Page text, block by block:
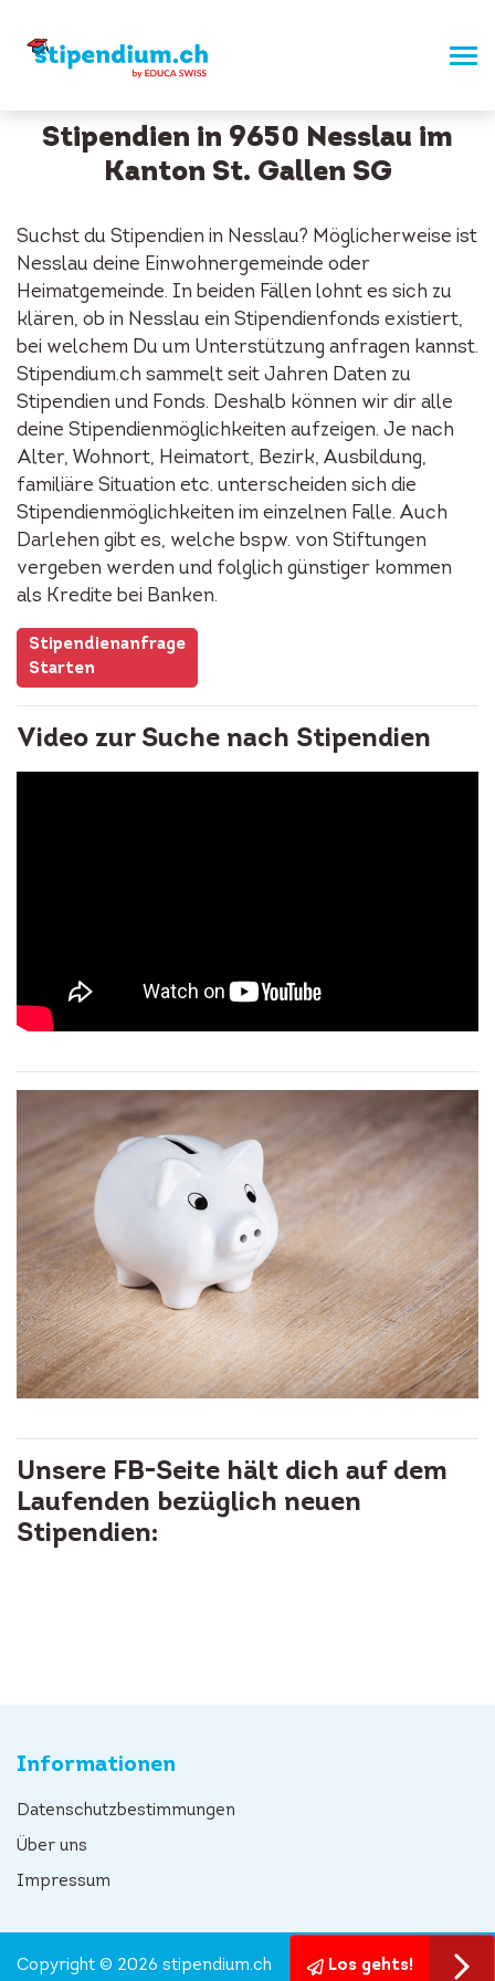
Stipendien in 9650 Nesslau im
Kanton St. Gallen SG
Suchst du Stipendien in Nesslau? Möglicherweise ist
Nesslau deine Einwohnergemeinde oder
Heimatgemeinde. In beiden Fällen lohnt es sich zu
klären, ob in Nesslau ein Stipendienfonds existiert,
bei welchem Du um Unterstützung anfragen kannst.
Stipendium.ch sammelt seit Jahren Daten zu
Stipendien und Fonds. Deshalb können wir dir alle
deine Stipendienmöglichkeiten aufzeigen. Je nach
Alter, Wohnort, Heimatort, Bezirk, Ausbildung,
familiäre Situation etc. unterscheiden sich die
Stipendienmöglichkeiten im einzelnen Falle. Auch
Darlehen gibt es, welche bspw. von Stiftungen
vergeben werden und folglich günstiger kommen
als Kredite bei Banken.
Stipendienanfrage
Starten
Video zur Suche nach Stipendien
Unsere FB-Seite hält dich auf dem
Laufenden bezüglich neuen
Stipendien:
Informationen
Datenschutzbestimmungen
Über uns
Impressum
Los gehts!
Copyright © 2026 stipendium.ch